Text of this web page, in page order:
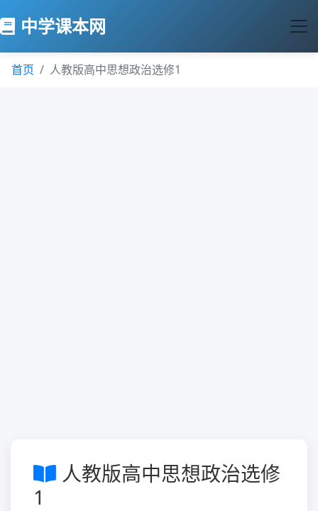
中学课本网
首页 人教版高中思想政治选修1
人教版高中思想政治选修
1